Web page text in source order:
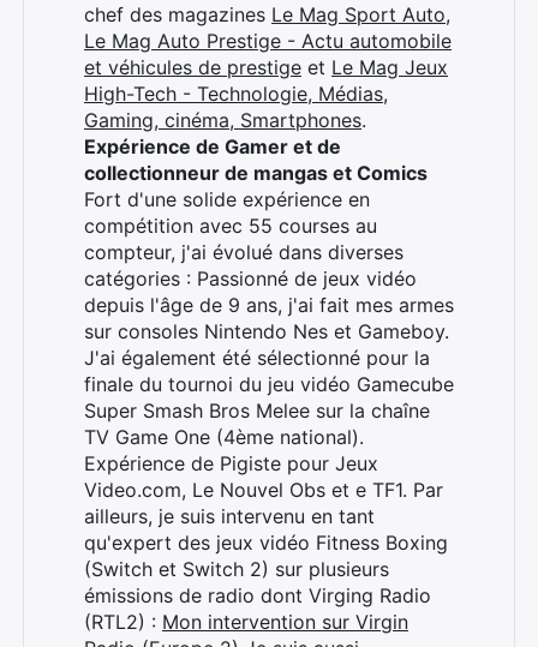
chef des magazines Le Mag Sport Auto,
Le Mag Auto Prestige - Actu automobile
et véhicules de prestige et Le Mag Jeux
High-Tech - Technologie, Médias,
Gaming, cinéma, Smartphones.
Expérience de Gamer et de
collectionneur de mangas et Comics
Fort d'une solide expérience en
compétition avec 55 courses au
compteur, j'ai évolué dans diverses
catégories : Passionné de jeux vidéo
depuis l'âge de 9 ans, j'ai fait mes armes
sur consoles Nintendo Nes et Gameboy.
J'ai également été sélectionné pour la
finale du tournoi du jeu vidéo Gamecube
Super Smash Bros Melee sur la chaîne
TV Game One (4ème national).
Expérience de Pigiste pour Jeux
Video.com, Le Nouvel Obs et e TF1. Par
ailleurs, je suis intervenu en tant
qu'expert des jeux vidéo Fitness Boxing
(Switch et Switch 2) sur plusieurs
émissions de radio dont Virging Radio
(RTL2) : Mon intervention sur Virgin
Rechercher